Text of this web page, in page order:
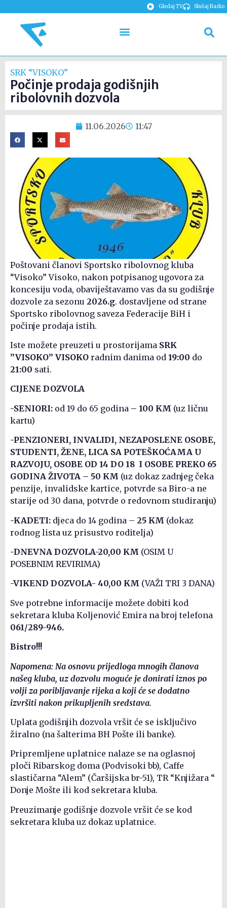
Gledaj TV Slušaj Radio
SRK “VISOKO”
Počinje prodaja godišnjih
ribolovnih dozvola
11.06.2026 11:47
Poštovani članovi Sportsko ribolovnog kluba
“Visoko” Visoko, nakon potpisanog ugovora za
koncesiju voda, obaviještavamo vas da su godišnje
dozvole za sezonu 2026.g. dostavljene od strane
Sportsko ribolovnog saveza Federacije BiH i
počinje prodaja istih.
Iste možete preuzeti u prostorijama SRK
”VISOKO” VISOKO radnim danima od 19:00 do
21:00 sati.
CIJENE DOZVOLA
-SENIORI: od 19 do 65 godina – 100 KM (uz ličnu
kartu)
-PENZIONERI, INVALIDI, NEZAPOSLENE OSOBE,
STUDENTI, ŽENE, LICA SA POTEŠKOĆAMA U
RAZVOJU, OSOBE OD 14 DO 18 I OSOBE PREKO 65
GODINA ŽIVOTA – 50 KM (uz dokaz zadnjeg čeka
penzije, invalidske kartice, potvrde sa Biro-a ne
starije od 30 dana, potvrde o redovnom studiranju)
-KADETI: djeca do 14 godina – 25 KM (dokaz
rodnog lista uz prisustvo roditelja)
-DNEVNA DOZVOLA-20,00 KM (OSIM U
POSEBNIM REVIRIMA)
-VIKEND DOZVOLA- 40,00 KM (VAŽI TRI 3 DANA)
Sve potrebne informacije možete dobiti kod
sekretara kluba Koljenović Emira na broj telefona
061/289-946.
Bistro!!!
Napomena: Na osnovu prijedloga mnogih članova
našeg kluba, uz dozvolu moguće je donirati iznos po
volji za poribljavanje rijeka a koji će se dodatno
izvršiti nakon prikupljenih sredstava.
Uplata godišnjih dozvola vršit će se isključivo
žiralno (na šalterima BH Pošte ili banke).
Pripremljene uplatnice nalaze se na oglasnoj
ploči Ribarskog doma (Podvisoki bb), Caffe
slastičarna “Alem” (Čaršijska br-51), TR “Knjižara “
Donje Mošte ili kod sekretara kluba.
Preuzimanje godišnje dozvole vršit će se kod
sekretara kluba uz dokaz uplatnice.